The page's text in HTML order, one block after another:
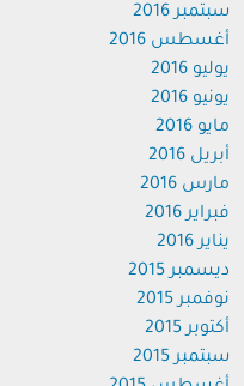
سبتمبر 2016
أغسطس 2016
يوليو 2016
يونيو 2016
مايو 2016
أبريل 2016
مارس 2016
فبراير 2016
يناير 2016
ديسمبر 2015
نوفمبر 2015
أكتوبر 2015
سبتمبر 2015